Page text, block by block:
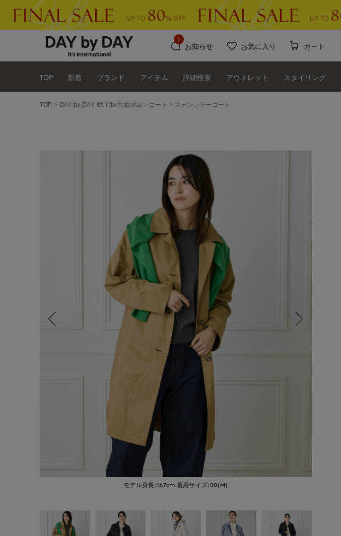
お知らせ
2
お気に入り カート
TOP 新着 ブランド アイテム 詳細検索 アウトレット スタイリング
TOP DAY by DAY It's international コート ステンカラーコート
モデル身長:167cm 着用サイズ:00(M)